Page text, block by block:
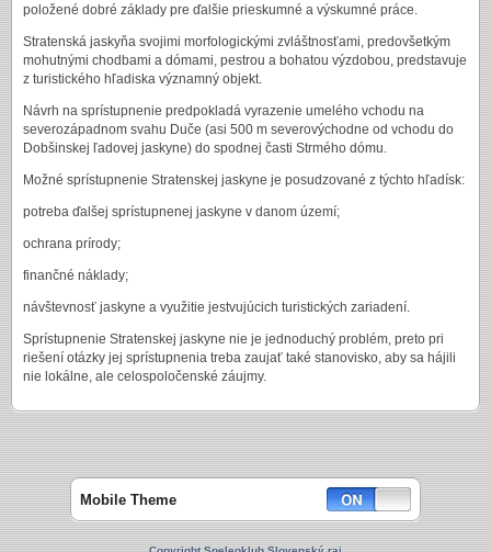
položené dobré základy pre ďalšie prieskumné a výskumné práce.
Stratenská jaskyňa svojimi morfologickými zvláštnosťami, predovšetkým
mohutnými chodbami a dómami, pestrou a bohatou výzdobou, predstavuje
z turistického hľadiska významný objekt.
Návrh na sprístupnenie predpokladá vyrazenie umelého vchodu na
severozápadnom svahu Duče (asi 500 m severovýchodne od vchodu do
Dobšinskej ľadovej jaskyne) do spodnej časti Strmého dómu.
Možné sprístupnenie Stratenskej jaskyne je posudzované z týchto hľadísk:
potreba ďalšej sprístupnenej jaskyne v danom území;
ochrana prírody;
finančné náklady;
návštevnosť jaskyne a využitie jestvujúcich turistických zariadení.
Sprístupnenie Stratenskej jaskyne nie je jednoduchý problém, preto pri
riešení otázky jej sprístupnenia treba zaujať také stanovisko, aby sa hájili
nie lokálne, ale celospoločenské záujmy.
Mobile Theme